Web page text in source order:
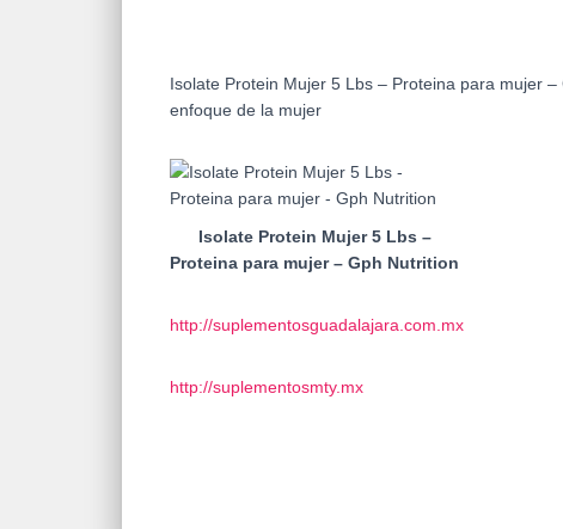
Isolate Protein Mujer 5 Lbs – Proteina para mujer
enfoque de la mujer
Isolate Protein Mujer 5 Lbs –
Proteina para mujer – Gph Nutrition
http://suplementosguadalajara.com.mx
http://suplementosmty.mx